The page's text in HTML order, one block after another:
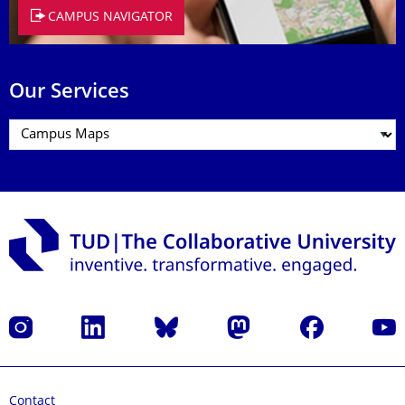
CAMPUS NAVIGATOR
Our Services
Instagram LinkedIn Bluesky Mastodon Facebook
Contact